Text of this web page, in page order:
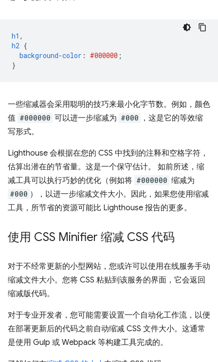
h1 ,
h2 {
background-color : #000000 ;
}
一些缩减器会采用聪明的技巧来最小化字节数。例如，颜色
值 #000000 可以进一步缩减为 #000
，这是它的等效缩
写形式。
Lighthouse 会根据在您的 CSS 中找到的注释和空格字符，
估算出潜在的节省量。这是一个保守估计。 如前所述，缩
减工具可以执行巧妙的优化（例如将 #000000 缩减为
#000 ），以进一步缩减文件大小。因此，如果您使用缩减
工具，所节省的资源可能比 Lighthouse 报告的更多。
使用 CSS Minifier 缩减 CSS 代码
对于不经常更新的小型网站，您或许可以使用在线服务手动
缩减文件大小。您将 CSS 粘贴到该服务的界面，它会返回
缩减版代码。
对于专业开发者，您可能需要设置一个自动化工作流，以便
在部署更新后的代码之前自动缩减 CSS 文件大小。这通常
是使用 Gulp 或 Webpack 等构建工具完成的。